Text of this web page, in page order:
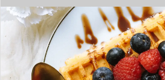
Читать в
По желанию ягоды можно
варенье, шоколадную пасту,
т.д.